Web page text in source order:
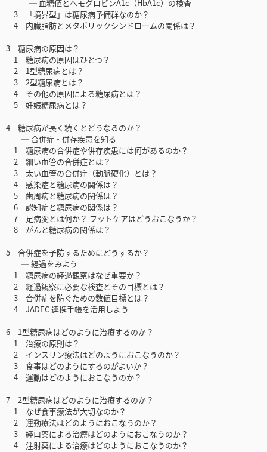
─ 血糖値とヘモグロビンA1c（HbA1c）の検査
3 「境界型」は糖尿病予備群なのか？
4 内臓脂肪とメタボリックシンドロームの関係は？
3 糖尿病の原因は？
1 糖尿病の原因はひとつ？
2 1型糖尿病とは？
3 2型糖尿病とは？
4 その他の原因による糖尿病とは？
5 妊娠糖尿病とは？
4 糖尿病が長く続くとどうなるのか？
─ 合併症・併存疾患を知る
1 糖尿病の合併症や併存疾患には何があるのか？
2 細い血管の合併症とは？
3 太い血管の合併症（動脈硬化）とは？
4 感染症と糖尿病の関係は？
5 歯周病と糖尿病の関係は？
6 認知症と糖尿病の関係は？
7 足病変とは何か？ フットケアはどうおこなうか？
8 がんと糖尿病の関係は？
5 合併症を予防するためにどうするか？
─ 経過をみよう
1 糖尿病の経過観察はなぜ重要か？
2 経過観察に必要な検査とその目標とは？
3 合併症を防ぐための数値目標とは？
4 JADEC 連携手帳を活用しよう
6 1型糖尿病はどのように治療するのか？
1 治療の原則は？
2 インスリン療法はどのようにおこなうのか？
3 食事はどのようにするのがよいか？
4 運動はどのようにおこなうのか？
7 2型糖尿病はどのように治療するのか？
1 なぜ食事療法が大切なのか？
2 運動療法はどのようにおこなうのか？
3 経口薬による治療はどのようにおこなうのか？
4 注射薬による治療はどのようにおこなうのか？